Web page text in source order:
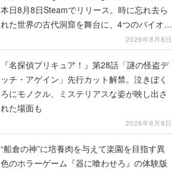
本日8月8日Steamでリリース。時に忘れ去ら
れた世界の古代洞窟を舞台に、4つのバイオー
2026年8月8日
『名探偵プリキュア！』第28話「謎の怪盗デ
ッチ・アゲイン」先行カット解禁。泣きぼく
ろにモノクル、ミステリアスな姿が映し出さ
れた場面も
2026年8月8日
“船倉の神”に培養肉を与えて楽園を目指す異
色のホラーゲーム『器に喰わせろ』の体験版